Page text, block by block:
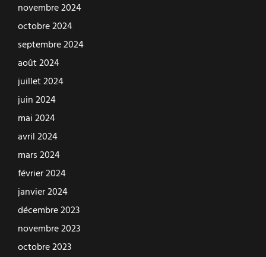
novembre 2024
octobre 2024
septembre 2024
août 2024
juillet 2024
juin 2024
mai 2024
avril 2024
mars 2024
février 2024
janvier 2024
décembre 2023
novembre 2023
octobre 2023